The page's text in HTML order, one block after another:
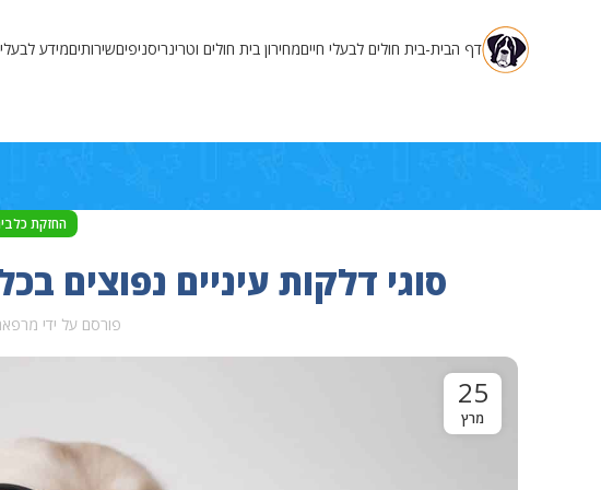
דף הבית-בית חולים לבעלי חייםמחירון בית חולים וטרינריסניפיםשירותיםמידע
החזקת
סוגי דלקות עיניים נפוצים
פורסם על ידי
25
מרץ